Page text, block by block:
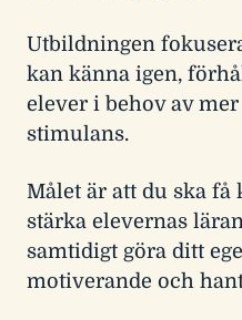
Utbildningen
kan känna igen,
elever i behov av
stimulans.
Målet är att du ska få
stärka elevernas
samtidigt göra ditt
motiverande och